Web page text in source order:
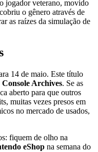
jogador veterano, movido
o gênero através de
as raízes da simulação de
14 de maio. Este título
Console Archives. Se as
aberto para que outros
muitas vezes presos em
no mercado de usados,
fiquem de olho na
eShop na semana do